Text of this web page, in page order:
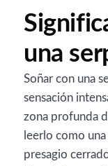
una
Soñar con una
sensación
zona profunda
leerlo como
presagio